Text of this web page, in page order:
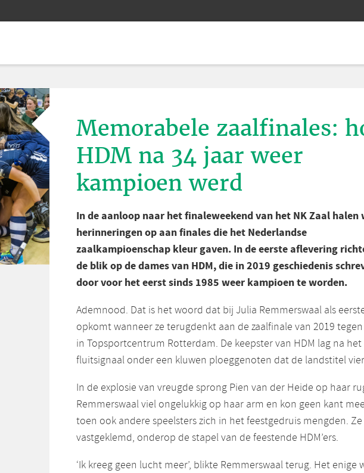
Memorabele zaalfinales:
HDM na 34 jaar weer
kampioen werd
In de aanloop naar het finaleweekend van het NK Zaal halen
herinneringen op aan finales die het Nederlandse
zaalkampioenschap kleur gaven. In de eerste aflevering
de blik op de dames van HDM, die in 2019 geschiedenis
door voor het eerst sinds 1985 weer kampioen te worden.
Ademnood. Dat is het woord dat bij Julia Remmerswaal als
opkomt wanneer ze terugdenkt aan de zaalfinale van 2019 tegen
in Topsportcentrum Rotterdam. De keepster van HDM lag na
fluitsignaal onder een kluwen ploeggenoten dat de landstitel
In de explosie van vreugde sprong Pien van der Heide op haar
Remmerswaal viel ongelukkig op haar arm en kon geen kant
toen ook andere speelsters zich in het feestgedruis mengden.
vastgeklemd, onderop de stapel van de feestende HDM’ers.
‘Ik kreeg geen lucht meer’, blikte Remmerswaal terug. Het enige